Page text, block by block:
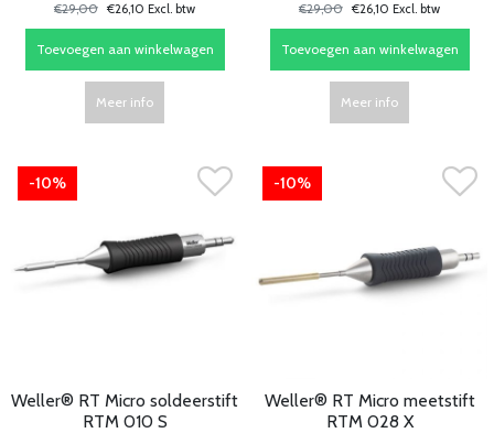
€29,00 €26,10 Excl. btw
Toevoegen aan winkelwagen
Meer info
€29,00 €26,10 Excl. btw
Toevoegen aan winkelwagen
Meer info
-10%
Weller® RT Micro soldeerstift
RTM 010 S
-10%
Weller® RT Micro meetstift
RTM 028 X